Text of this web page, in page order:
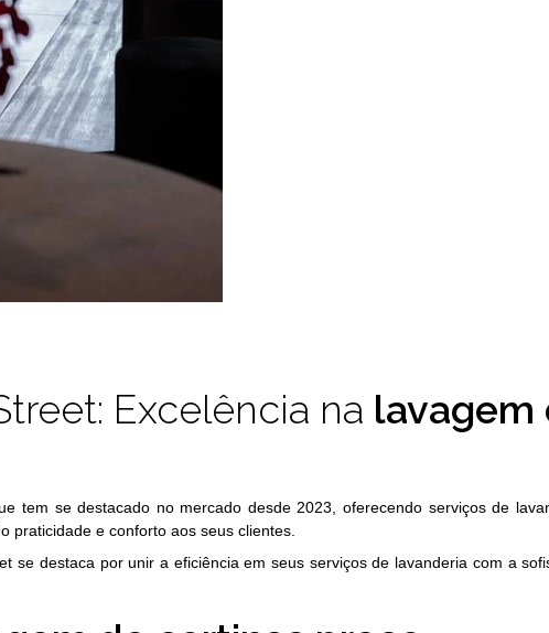
Excelência na lavagem
tem se destacado no mercado desde 2023, oferecendo serviços de
praticidade e conforto aos seus clientes.
se destaca por unir a eficiência em seus serviços de lavanderia com a